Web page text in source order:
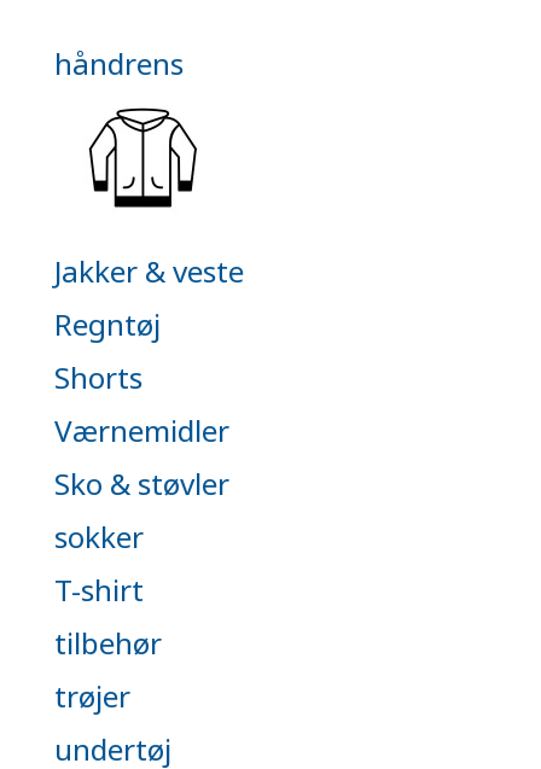
håndrens
Jakker & veste
Regntøj
Shorts
Værnemidler
Sko & støvler
sokker
T-shirt
tilbehør
trøjer
undertøj